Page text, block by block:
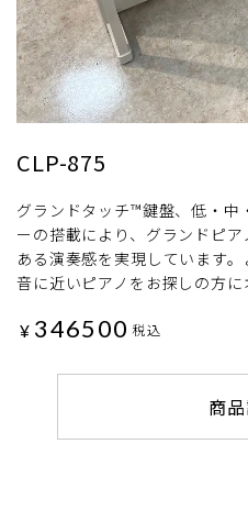
CLP-875
グランドタッチ™鍵盤、低・中
ーの搭載により、グランドピ
ある演奏感を実現しています
音に近いピアノをお探しの方に
¥ 346500 税込
商